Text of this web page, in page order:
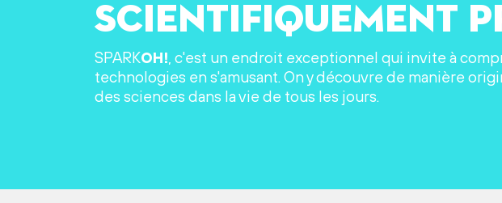
scientifiquement
SPARKOH!, c'est un endroit exceptionnel qui invite à
technologies en s'amusant. On y découvre de manière
des sciences dans la vie de tous les jours.